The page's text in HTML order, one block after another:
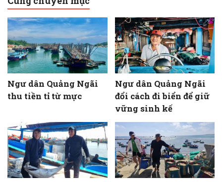
Ngư dân Quảng Ngãi
thu tiền tỉ từ mực
Ngư dân Quảng Ngãi
đổi cách đi biển để giữ
vững sinh kế